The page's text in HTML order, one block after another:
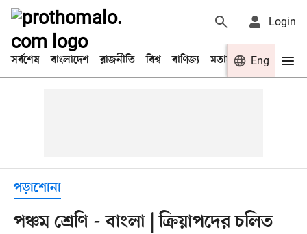
Login
সর্বশেষ বাংলাদেশ রাজনীতি বিশ্ব বাণিজ্য মতামত খেলা
Eng
পড়াশোনা
পঞ্চম শ্রেণি - বাংলা | ক্রিয়াপদের চলিত